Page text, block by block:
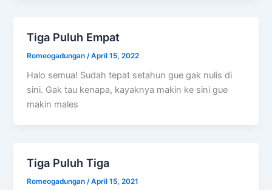
Tiga Puluh Empat
Romeogadungan /April 15, 2022
Halo semua! Sudah tepat setahun gue gak nulis di
sini. Gak tau kenapa, kayaknya makin ke sini gue
makin males
Tiga Puluh Tiga
Romeogadungan/April 15, 2021